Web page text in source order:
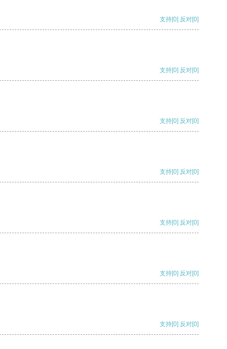
支持[0] 反对[0]
支持[0] 反对[0]
支持[0] 反对[0]
支持[0] 反对[0]
支持[0] 反对[0]
支持[0] 反对[0]
支持[0] 反对[0]